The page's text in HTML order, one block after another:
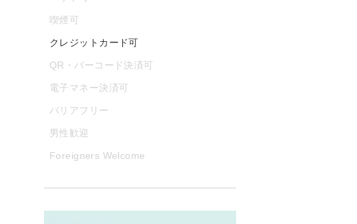
喫煙可
クレジットカード可
QR・バーコード決済可
電子マネー決済可
バリアフリー
男性歓迎
Foreigners Welcome